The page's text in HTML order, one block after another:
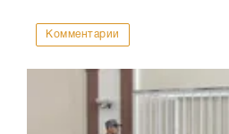
Комментарии